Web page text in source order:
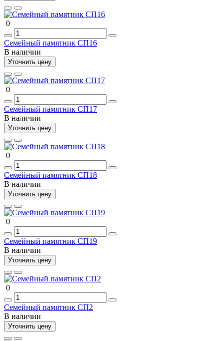
0
Семейный памятник СП16
В наличии
Уточнить цену
0
Семейный памятник СП17
В наличии
Уточнить цену
0
Семейный памятник СП18
В наличии
Уточнить цену
0
Семейный памятник СП19
В наличии
Уточнить цену
0
Семейный памятник СП2
В наличии
Уточнить цену